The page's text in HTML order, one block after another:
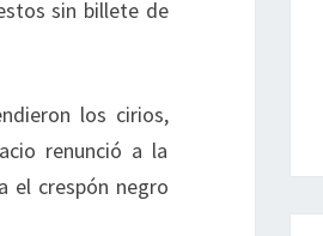
sin billete de
los cirios,
renunció a la
el crespón negro